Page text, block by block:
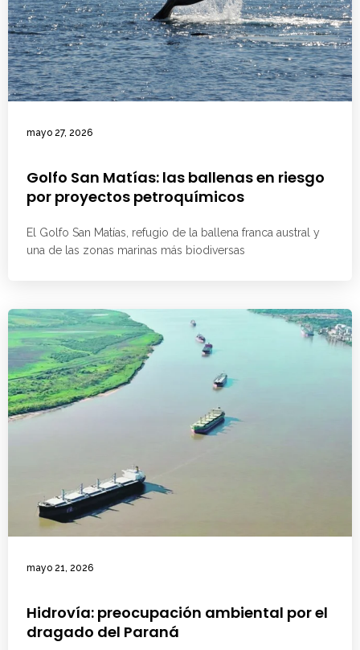
mayo 27, 2026
Golfo San Matías: las ballenas en riesgo
por proyectos petroquímicos
El Golfo San Matías, refugio de la ballena franca austral y
una de las zonas marinas más biodiversas
mayo 21, 2026
Hidrovía: preocupación ambiental por el
dragado del Paraná